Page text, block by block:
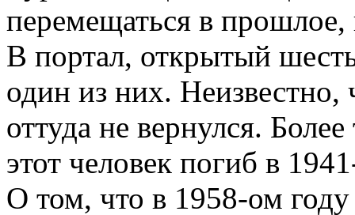
перемещаться в прошлое,
В портал, открытый
один из них. Неизвестно,
оттуда не вернулся.
этот человек погиб в
О том, что в 1958-ом